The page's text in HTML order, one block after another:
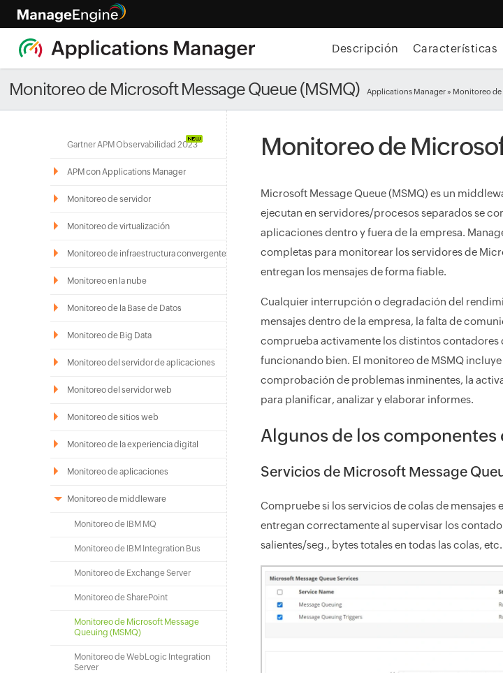
Descripción Características
Monitoreo de Microsoft Message Queue (MSMQ) Applications Manager » Monitoreo
Gartner APM Observabilidad 2023
APM con Applications Manager
Monitoreo de servidor
Monitoreo de virtualización
Monitoreo de infraestructura convergente
Monitoreo en la nube
Monitoreo de la Base de Datos
Monitoreo de Big Data
Monitoreo del servidor de aplicaciones
Monitoreo del servidor web
Monitoreo de sitios web
Monitoreo de la experiencia digital
Monitoreo de aplicaciones
Monitoreo de middleware
Monitoreo de IBM MQ
Monitoreo de IBM Integration Bus
Monitoreo de Exchange Server
Monitoreo de SharePoint
Monitoreo de Microsoft Message
Queuing (MSMQ)
Monitoreo de WebLogic Integration
Server
Monitoreo de
Microsoft Message Queue (MSMQ) es un
ejecutan en servidores/procesos separados se
aplicaciones dentro y fuera de la empresa.
completas para monitorear los servidores de
entregan los mensajes de forma fiable.
Cualquier interrupción o degradación del
mensajes dentro de la empresa, la falta de
comprueba activamente los distintos contadores
funcionando bien. El monitoreo de MSMQ
comprobación de problemas inminentes, la
para planificar, analizar y elaborar informes.
Algunos de los componentes
Servicios de Microsoft Message
Compruebe si los servicios de colas de
entregan correctamente al supervisar los
salientes/seg., bytes totales en todas las colas, etc.